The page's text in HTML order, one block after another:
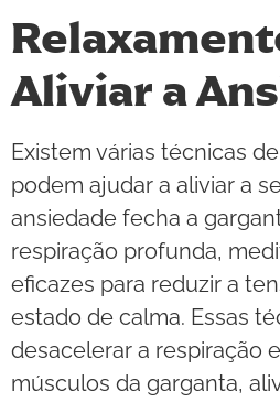
Aliviar a
Existem várias técnicas
podem ajudar a aliviar a
ansiedade fecha a
respiração profunda,
eficazes para reduzir a
estado de calma. Essas
desacelerar a respiração
músculos da garganta,